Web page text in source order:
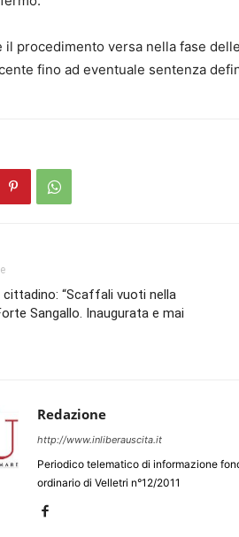
il procedimento versa nella fase
fino ad eventuale sentenza
“Scaffali vuoti nella
Sangallo. Inaugurata e mai
Redazione
http://www.inliberauscita.it
Periodico telematico di informazione
ordinario di Velletri n°12/2011